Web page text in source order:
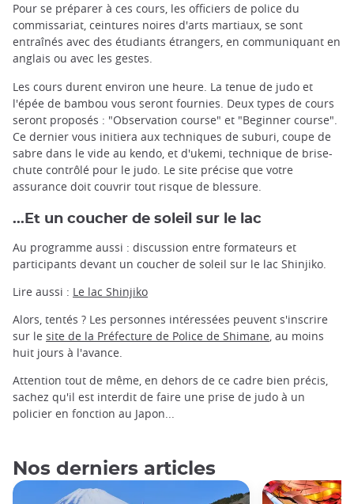
Pour se préparer à ces cours, les officiers de police du
commissariat, ceintures noires d'arts martiaux, se sont
entraînés avec des étudiants étrangers, en communiquant en
anglais ou avec les gestes.
Les cours durent environ une heure. La tenue de judo et
l'épée de bambou vous seront fournies. Deux types de cours
seront proposés : "Observation course" et "Beginner course".
Ce dernier vous initiera aux techniques de suburi, coupe de
sabre dans le vide au kendo, et d'ukemi, technique de brise-
chute contrôlé pour le judo. Le site précise que votre
assurance doit couvrir tout risque de blessure.
...Et un coucher de soleil sur le lac
Au programme aussi : discussion entre formateurs et
participants devant un coucher de soleil sur le lac Shinjiko.
Lire aussi : Le lac Shinjiko
Alors, tentés ? Les personnes intéressées peuvent s'inscrire
sur le site de la Préfecture de Police de Shimane, au moins
huit jours à l'avance.
Attention tout de même, en dehors de ce cadre bien précis,
sachez qu'il est interdit de faire une prise de judo à un
policier en fonction au Japon...
Nos derniers articles